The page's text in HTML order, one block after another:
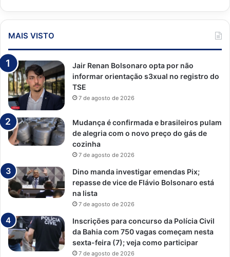
MAIS VISTO
Jair Renan Bolsonaro opta por não
informar orientação s3xual no registro do
TSE
7 de agosto de 2026
Mudança é confirmada e brasileiros pulam
de alegria com o novo preço do gás de
cozinha
7 de agosto de 2026
Dino manda investigar emendas Pix;
repasse de vice de Flávio Bolsonaro está
na lista
7 de agosto de 2026
Inscrições para concurso da Polícia Civil
da Bahia com 750 vagas começam nesta
sexta-feira (7); veja como participar
7 de agosto de 2026